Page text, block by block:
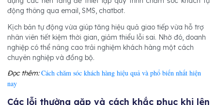
động thông qua email, SMS, chatbot.
Kịch bản tự động vừa giúp tăng hiệu quả giao tiếp vừa hỗ trợ
nhân viên tiết kiệm thời gian, giảm thiểu lỗi sai. Nhờ đó, doanh
nghiệp có thể nâng cao trải nghiệm khách hàng một cách
chuyên nghiệp và đồng bộ.
Đọc thêm:Cách chăm sóc khách hàng hiệu quả và phổ biến nhất hiện
nay
Các lỗi thường gặp và cách khắc phục khi lên